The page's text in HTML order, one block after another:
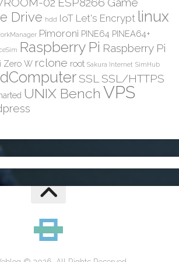
Drive hdd IoT Let's Encrypt linux
Pimoroni PINE64 PINEA64+
Raspberry Pi Raspberry Pi
Zero W rclone root Sakura Internet SimHub
SSL SSL/HTTPS
UNIX Bench VPS